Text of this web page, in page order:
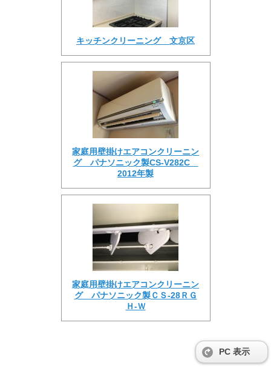
キッチンクリーニング 文京区
家庭用壁掛けエアコンクリーニン
グ パナソニック製CS-V282C
2012年製
家庭用壁掛けエアコンクリーニン
グ パナソニック製ＣＳ-28ＲＧ
Ｈ-Ｗ
PC 表示